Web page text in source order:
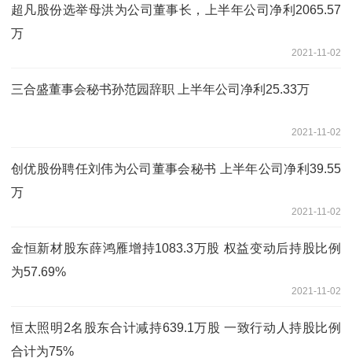
超凡股份选举母洪为公司董事长，上半年公司净利2065.57
万
2021-11-02
三合盛董事会秘书孙范园辞职 上半年公司净利25.33万
2021-11-02
创优股份聘任刘伟为公司董事会秘书 上半年公司净利39.55
万
2021-11-02
金恒新材股东薛鸿雁增持1083.3万股 权益变动后持股比例
为57.69%
2021-11-02
恒太照明2名股东合计减持639.1万股 一致行动人持股比例
合计为75%